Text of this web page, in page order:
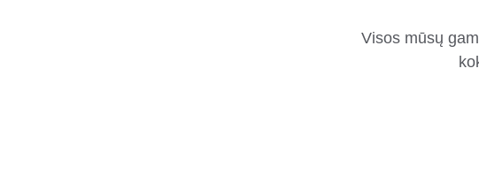
Visos mūsų